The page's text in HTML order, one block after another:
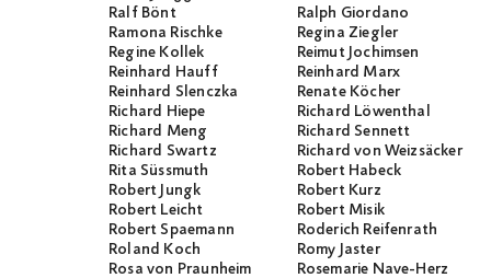
Ralf Bönt
Ralph Giordano
Ramona Rischke
Regina Ziegler
Regine Kollek
Reimut Jochimsen
Reinhard Hauff
Reinhard Marx
Reinhard Slenczka
Renate Köcher
Richard Hiepe
Richard Löwenthal
Richard Meng
Richard Sennett
Richard Swartz
Richard von Weizsäcker
Rita Süssmuth
Robert Habeck
Robert Jungk
Robert Kurz
Robert Leicht
Robert Misik
Robert Spaemann
Roderich Reifenrath
Roland Koch
Romy Jaster
Rosa von Praunheim
Rosemarie Nave-Herz